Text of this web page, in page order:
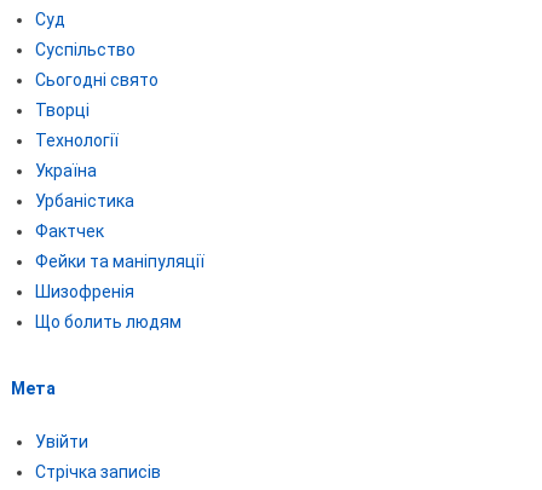
Суд
Суспільство
Сьогодні свято
Творці
Технології
Україна
Урбаністика
Фактчек
Фейки та маніпуляції
Шизофренія
Що болить людям
Мета
Увійти
Стрічка записів